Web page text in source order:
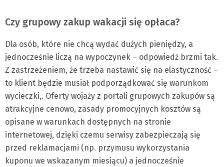
Czy grupowy zakup wakacji się opłaca?
Dla osób, które nie chcą wydać dużych pieniędzy, a
jednocześnie liczą na wypoczynek – odpowiedź brzmi tak.
Z zastrzeżeniem, że trzeba nastawić się na elastyczność –
to klient będzie musiał podporządkować się warunkom
wycieczki,. Oferty wojaży z portali grupowych zakupów są
atrakcyjne cenowo, zasady promocyjnych kosztów są
opisane w warunkach dostępnych na stronie
internetowej, dzięki czemu serwisy zabezpieczają się
przed reklamacjami (np. przymusu wykorzystania
kuponu we wskazanym miesiącu) a jednocześnie